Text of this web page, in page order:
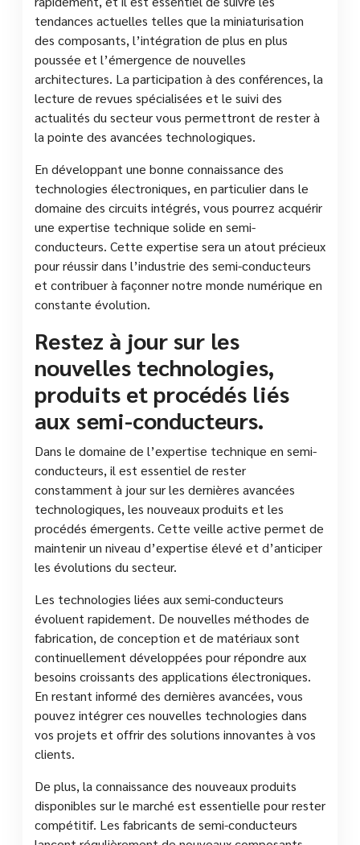
tendances actuelles telles que la miniaturisation
des composants, l’intégration de plus en plus
poussée et l’émergence de nouvelles
architectures. La participation à des conférences, la
lecture de revues spécialisées et le suivi des
actualités du secteur vous permettront de rester à
la pointe des avancées technologiques.
En développant une bonne connaissance des
technologies électroniques, en particulier dans le
domaine des circuits intégrés, vous pourrez acquérir
une expertise technique solide en semi-
conducteurs. Cette expertise sera un atout précieux
pour réussir dans l’industrie des semi-conducteurs
et contribuer à façonner notre monde numérique en
constante évolution.
Restez à jour sur les
nouvelles technologies,
produits et procédés liés
aux semi-conducteurs.
Dans le domaine de l’expertise technique en semi-
conducteurs, il est essentiel de rester
constamment à jour sur les dernières avancées
technologiques, les nouveaux produits et les
procédés émergents. Cette veille active permet de
maintenir un niveau d’expertise élevé et d’anticiper
les évolutions du secteur.
Les technologies liées aux semi-conducteurs
évoluent rapidement. De nouvelles méthodes de
fabrication, de conception et de matériaux sont
continuellement développées pour répondre aux
besoins croissants des applications électroniques.
En restant informé des dernières avancées, vous
pouvez intégrer ces nouvelles technologies dans
vos projets et offrir des solutions innovantes à vos
clients.
De plus, la connaissance des nouveaux produits
disponibles sur le marché est essentielle pour rester
compétitif. Les fabricants de semi-conducteurs